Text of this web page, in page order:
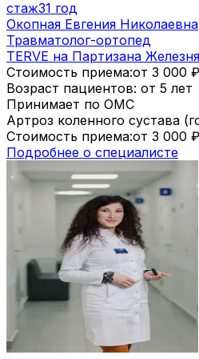
стаж31 год
Окопная Евгения Николаевна
Травматолог-ортопед
TERVE на Партизана
Стоимость приема:от 3 000 ₽
Возраст пациентов: от 5 лет
Принимает по ОМС
Артроз коленного сустава
Стоимость приема:от 3 000 ₽
Подробнее о специалисте